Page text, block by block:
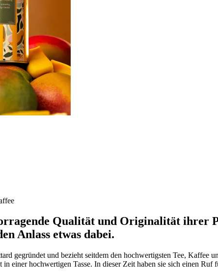
Qualität und Originalität ihrer
Anlass etwas dabei.
gegründet und bezieht seitdem den hochwertigsten Tee, Kaffee
einer hochwertigen Tasse. In dieser Zeit haben sie sich einen